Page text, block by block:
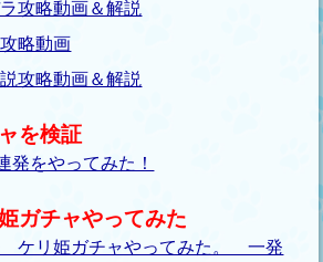
攻略動画＆解説
略動画
攻略動画＆解説
を検証
発をやってみた！
ガチャやってみた
ケリ姫ガチャやってみた。 一発